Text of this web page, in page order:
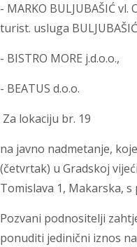
- MARKO BULJUBAŠIĆ
turist. usluga BULJUBAŠIĆ
- BISTRO MORE j.d.o.o.,
- BEATUS d.o.o.
Za lokaciju br. 19
na javno nadmetanje,
(četvrtak) u Gradskoj
Tomislava 1, Makarska,
Pozvani podnositelji
ponuditi jedinični iznos